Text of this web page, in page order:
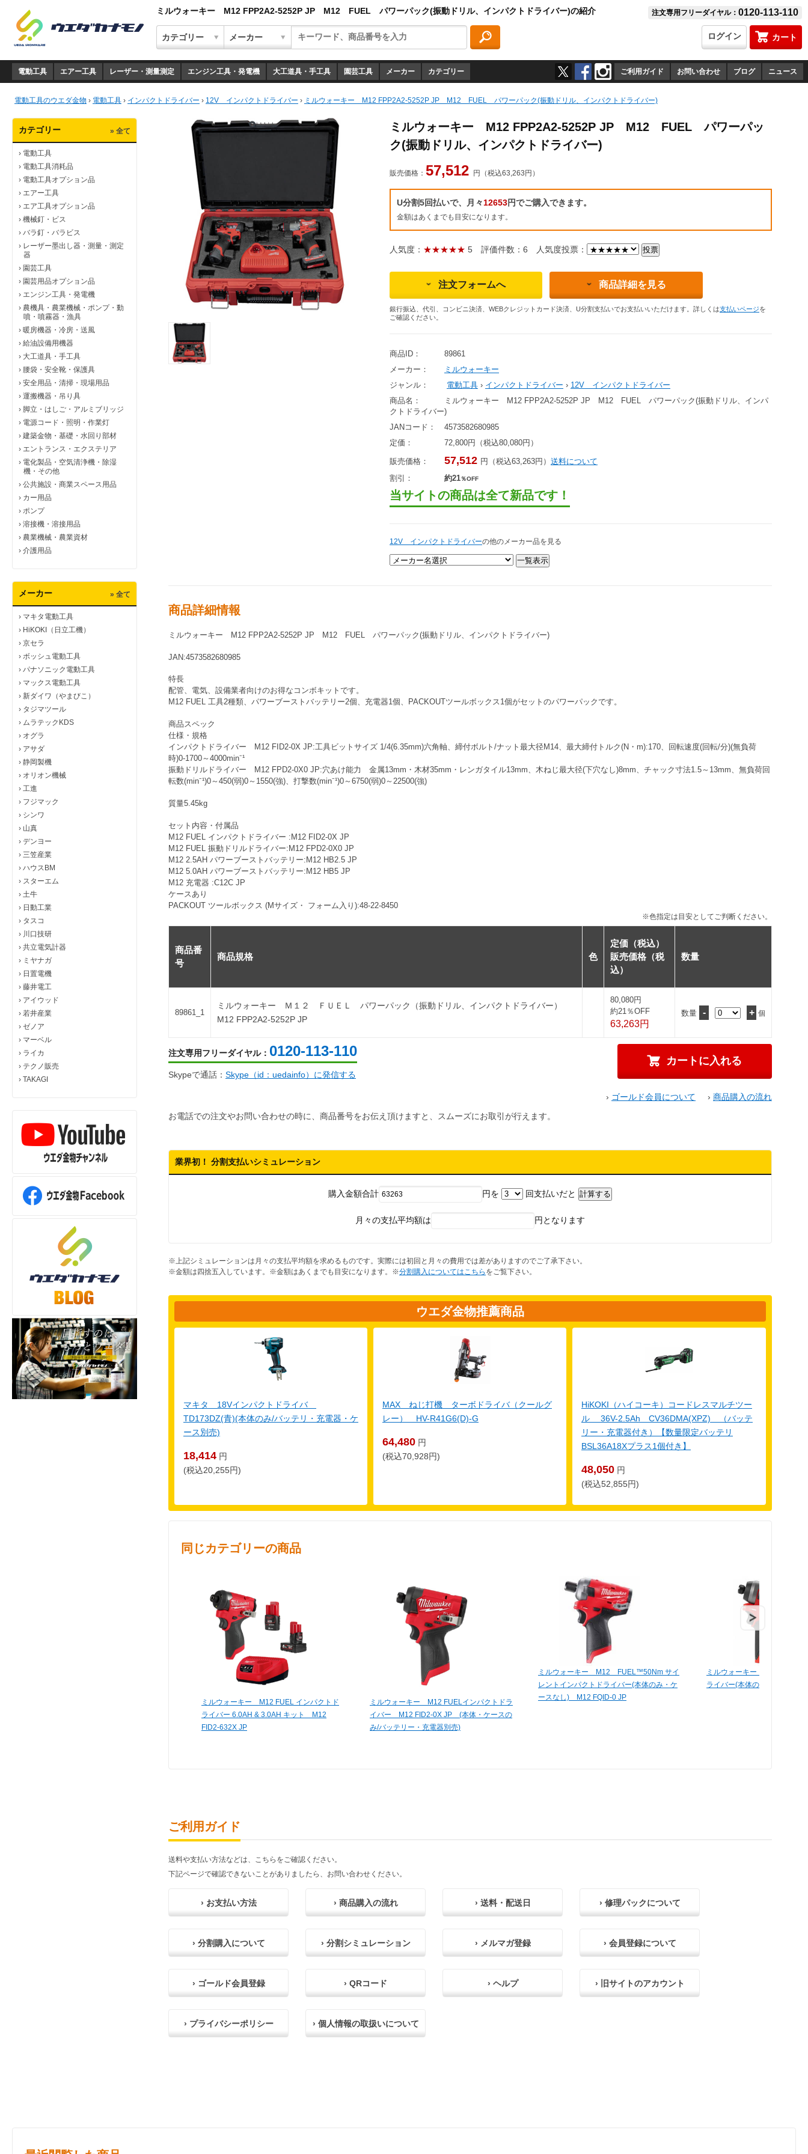
ミルウォーキー M12 FPP2A2-5252P JP M12 FUEL パワーパック(振動ドリル、インパクトドライバー)の紹介 注文専用フリーダイヤル： 0120-113-110
カート
ログイン
電動工具 エアー工具 レーザー・測量測定 エンジン工具・発電機 大工道具・手工具 園芸工具 メーカー カテゴリー ご利用ガイド お問い合わせ ブログ ニュース
電動工具のウエダ金物 › 電動工具 › インパクトドライバー › 12V インパクトドライバー › ミルウォーキー M12 FPP2A2-5252P JP M12 FUEL パワーパック(振動ドリル、インパクトドライバー)
カテゴリー » 全て
› 電動工具
› 電動工具消耗品
› 電動工具オプション品
› エアー工具
› エア工具オプション品
› 機械釘・ビス
› バラ釘・バラビス
› レーザー墨出し器・測量・測定
器
› 園芸工具
› 園芸用品オプション品
› エンジン工具・発電機
› 農機具・農業機械・ポンプ・動
噴・噴霧器・漁具
› 暖房機器・冷房・送風
› 給油設備用機器
› 大工道具・手工具
› 腰袋・安全靴・保護具
› 安全用品・清掃・現場用品
› 運搬機器・吊り具
› 脚立・はしご・アルミブリッジ
› 電源コード・照明・作業灯
› 建築金物・基礎・水回り部材
› エントランス・エクステリア
› 電化製品・空気清浄機・除湿
機・その他
› 公共施設・商業スペース用品
› カー用品
› ポンプ
› 溶接機・溶接用品
› 農業機械・農業資材
› 介護用品
メーカー » 全て
› マキタ電動工具
› HiKOKI（日立工機）
› 京セラ
› ボッシュ電動工具
› パナソニック電動工具
› マックス電動工具
› 新ダイワ（やまびこ）
› タジマツール
› ムラテックKDS
› オグラ
› アサダ
› 静岡製機
› オリオン機械
› 工進
› フジマック
› シンワ
› 山真
› デンヨー
› 三笠産業
› ハウスBM
› スターエム
› 土牛
› 日動工業
› タスコ
› 川口技研
› 共立電気計器
› ミヤナガ
› 日置電機
› 藤井電工
› アイウッド
› 若井産業
› ゼノア
› マーベル
› ライカ
› テクノ販売
› TAKAGI
ミルウォーキー M12 FPP2A2-5252P JP M12 FUEL パワーパッ
ク(振動ドリル、インパクトドライバー)
販売価格： 57,512 円（税込63,263円）
U分割5回払いで、月々12653円でご購入できます。
金額はあくまでも目安になります。
人気度： ★★★★★ 5 評価件数：6 人気度投票：
注文フォームへ 商品詳細を見る
銀行振込、代引、コンビニ決済、WEBクレジットカード決済、U分割支払いでお支払いいただけます。詳しくは支払いページを
ご確認ください。
商品ID：
89861
メーカー：
ミルウォーキー
ジャンル：
電動工具 › インパクトドライバー › 12V インパクトドライバー
商品名：
ミルウォーキー M12 FPP2A2-5252P JP M12 FUEL パワーパック(振動ドリル、インパ
クトドライバー)
JANコード：
4573582680985
定価：
72,800円（税込80,080円）
販売価格： 57,512 円（税込63,263円） 送料について
割引：
約21％OFF
当サイトの商品は全て新品です！
12V インパクトドライバーの他のメーカー品を見る
商品詳細情報
ミルウォーキー M12 FPP2A2-5252P JP M12 FUEL パワーパック(振動ドリル、インパクトドライバー)
JAN:4573582680985
特長
配管、電気、設備業者向けのお得なコンボキットです。
M12 FUEL 工具2種類、パワーブーストバッテリー2個、充電器1個、PACKOUTツールボックス1個がセットのパワーパックです。
商品スペック
仕様・規格
インパクトドライバー M12 FID2-0X JP:工具ビットサイズ 1/4(6.35mm)六角軸、締付ボルト/ナット最大径M14、最大締付トルク(N・m):170、回転速度(回転/分)(無負荷
時)0-1700～4000min⁻¹
振動ドリルドライバー M12 FPD2-0X0 JP:穴あけ能力 金属13mm・木材35mm・レンガタイル13mm、木ねじ最大径(下穴なし)8mm、チャック寸法1.5～13mm、無負荷回
転数(min⁻¹)0～450(弱)0～1550(強)、打撃数(min⁻¹)0～6750(弱)0～22500(強)
質量5.45kg
セット内容・付属品
M12 FUEL インパクトドライバー :M12 FID2-0X JP
M12 FUEL 振動ドリルドライバー:M12 FPD2-0X0 JP
M12 2.5AH パワーブーストバッテリー:M12 HB2.5 JP
M12 5.0AH パワーブーストバッテリー:M12 HB5 JP
M12 充電器 :C12C JP
ケースあり
PACKOUT ツールボックス (Mサイズ・ フォーム入り):48-22-8450
※色指定は目安としてご判断ください。
商品番
号
商品規格 色
定価（税込）
販売価格（税
込）
数量
89861_1
ミルウォーキー Ｍ１２ ＦＵＥＬ パワーパック（振動ドリル、インパクトドライバー）
M12 FPP2A2-5252P JP
80,080円
約21％OFF
63,263円
数量 - + 個
› ゴールド会員について › 商品購入の流れ
注文専用フリーダイヤル： 0120-113-110
Skypeで通話： Skype（id：uedainfo）に発信する
お電話での注文やお問い合わせの時に、商品番号をお伝え頂けますと、スムーズにお取引が行えます。
業界初！ 分割支払いシミュレーション
購入金額合計 円を 回支払いだと
月々の支払平均額は 円となります
※上記シミュレーションは月々の支払平均額を求めるものです。実際には初回と月々の費用では差がありますのでご了承下さい。
※金額は四捨五入しています。※金額はあくまでも目安になります。※分割購入についてはこちら をご覧下さい。
ウエダ金物推薦商品
マキタ 18Vインパクトドライバ
TD173DZ(青)(本体のみ/バッテリ・充電器・ケ
ース別売)
18,414 円
(税込20,255円)
MAX ねじ打機 ターボドライバ（クールグ
レー） HV-R41G6(D)-G
64,480 円
(税込70,928円)
HiKOKI（ハイコーキ）コードレスマルチツー
ル 36V-2.5Ah CV36DMA(XPZ) （バッテ
リー・充電器付き）【数量限定バッテリ
BSL36A18Xプラス1個付き】
48,050 円
(税込52,855円)
同じカテゴリーの商品
ミルウォーキー M12 FUEL インパクトド
ライバー 6.0AH & 3.0AH キット M12
FID2-632X JP
ミルウォーキー M12 FUELインパクトドラ
イバー M12 FID2-0X JP (本体・ケースの
み/バッテリー・充電器別売)
ミルウォーキー M12 FUEL™50Nm サイ
レントインパクトドライバー(本体のみ・ケ
ースなし) M12 FQID-0 JP
ミルウォーキー M12FUEL
ライバー(本体のみ) M12 FID-
ご利用ガイド
送料や支払い方法などは、こちらをご確認ください。
下記ページで確認できないことがありましたら、お問い合わせください。
› お支払い方法 › 商品購入の流れ › 送料・配送日 › 修理パックについて
› 分割購入について › 分割シミュレーション › メルマガ登録 › 会員登録について
› ゴールド会員登録 › QRコード › ヘルプ › 旧サイトのアカウント
› プライバシーポリシー › 個人情報の取扱いについて